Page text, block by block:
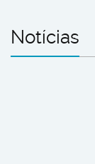
Notícias